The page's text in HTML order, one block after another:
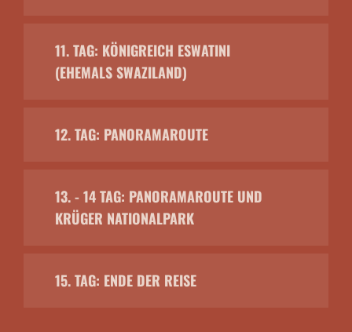
11. TAG: KÖNIGREICH ESWATINI
(EHEMALS SWAZILAND)
12. TAG: PANORAMAROUTE
13. - 14 TAG: PANORAMAROUTE UND
KRÜGER NATIONALPARK
15. TAG: ENDE DER REISE